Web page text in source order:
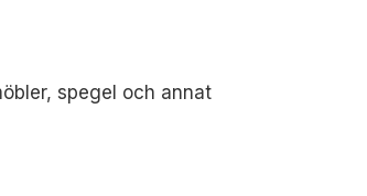
spegel och annat